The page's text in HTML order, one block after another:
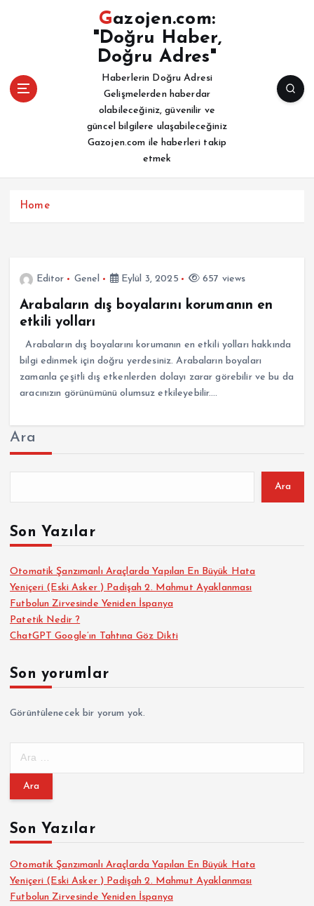
Gazojen.com:
"Doğru Haber,
Doğru Adres"
Haberlerin Doğru Adresi
Gelişmelerden haberdar
olabileceğiniz, güvenilir ve
güncel bilgilere ulaşabileceğiniz
Gazojen.com ile haberleri takip
etmek
Home
Editor Genel Eylül 3, 2025 657 views
Arabaların dış boyalarını korumanın en
etkili yolları
Arabaların dış boyalarını korumanın en etkili yolları hakkında
bilgi edinmek için doğru yerdesiniz. Arabaların boyaları
zamanla çeşitli dış etkenlerden dolayı zarar görebilir ve bu da
aracınızın görünümünü olumsuz etkileyebilir.…
Ara
Ara
Son Yazılar
Otomatik Şanzımanlı Araçlarda Yapılan En Büyük Hata
Yeniçeri (Eski Asker ) Padişah 2. Mahmut Ayaklanması
Futbolun Zirvesinde Yeniden İspanya
Patetik Nedir ?
ChatGPT Google’ın Tahtına Göz Dikti
Son yorumlar
Görüntülenecek bir yorum yok.
m
:Son Yazılar
Otomatik Şanzımanlı Araçlarda Yapılan En Büyük Hata
Yeniçeri (Eski Asker ) Padişah 2. Mahmut Ayaklanması
Futbolun Zirvesinde Yeniden İspanya